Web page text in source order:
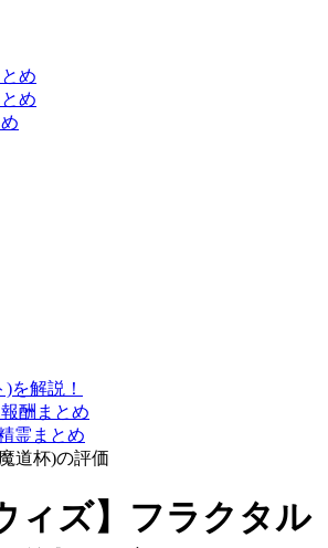
め
め
を解説！
酬まとめ
霊まとめ
道杯)の評価
ィズ】フラクタル